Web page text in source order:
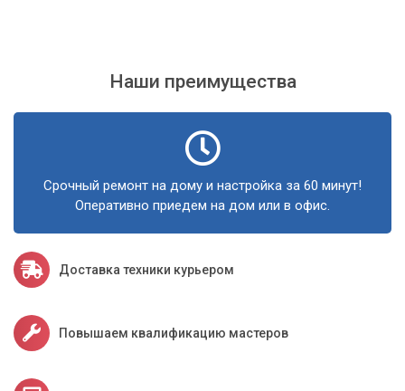
Наши преимущества
Срочный ремонт на дому и настройка за 60 минут!
Оперативно приедем на дом или в офис.
Доставка техники курьером
Повышаем квалификацию мастеров